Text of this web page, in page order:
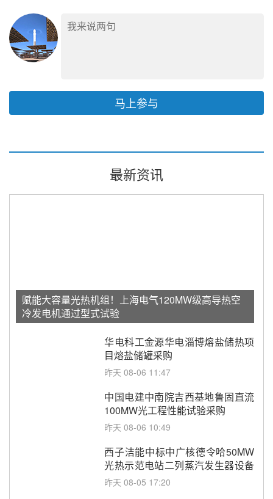
马上参与
最新资讯
赋能大容量光热机组！上海电气120MW级高导热空
冷发电机通过型式试验
华电科工金源华电淄博熔盐储热项
目熔盐储罐采购
昨天 08-06 11:47
中国电建中南院吉西基地鲁固直流
100MW光工程性能试验采购
昨天 08-06 10:49
西子洁能中标中广核德令哈50MW
光热示范电站二列蒸汽发生器设备
采购
昨天 08-05 17:20